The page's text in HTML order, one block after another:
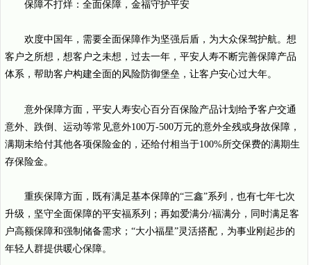
保障不打烊：全面保障，金福守护平安
欢度中国年，需要全面保障作为坚强后盾，为大众保驾护航。想
客户之所想，想客户之未想，过去一年，平安人寿不断完善保障产品
体系，帮助客户构建全面的风险防御堡垒，让客户安心过大年。
意外保障方面，平安人寿安心百分百保险产品计划给予客户交通
意外、跌倒、运动等常见意外100万-500万元的意外全残或身故保障，
满期未给付其他各项保险金的，还给付相当于100%所交保费的满期生
存保险金。
重疾保障方面，既有满足基本保障的“三鑫”系列，也有七年七次
升级，坚守全面保障的平安福系列；再如爱满分/福满分，同时满足客
户高额保障和强制储备需求；“大小福星”灵活搭配，为事业刚起步的
年轻人群提供暖心保障。